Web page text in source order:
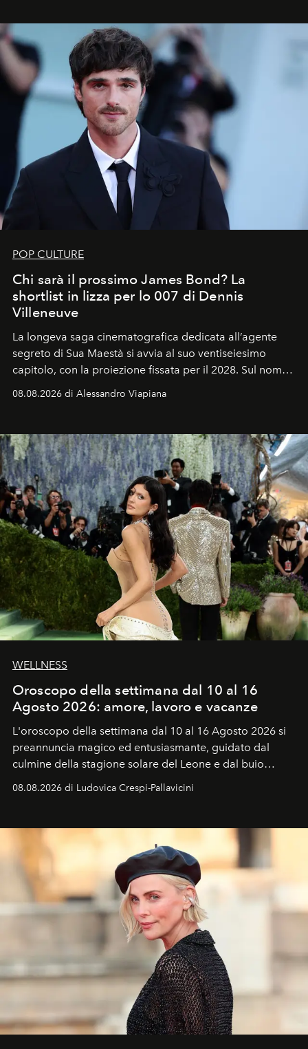
all’universo i desideri più segreti
POP CULTURE
Chi sarà il prossimo James Bond? La
shortlist in lizza per lo 007 di Dennis
Villeneuve
La longeva saga cinematografica dedicata all’agente
segreto di Sua Maestà si avvia al suo ventiseiesimo
capitolo, con la proiezione fissata per il 2028. Sul nome
dell’attore chiamato a raccogliere l’eredità di Daniel
Craig, però, regna ancora il più assoluto riserbo.
08.08.2026 di Alessandro Viapiana
WELLNESS
Oroscopo della settimana dal 10 al 16
Agosto 2026: amore, lavoro e vacanze
L'oroscopo della settimana dal 10 al 16 Agosto 2026 si
preannuncia magico ed entusiasmante, guidato dal
culmine della stagione solare del Leone e dal buio
favorevole della Luna nuova in Leone del 12 agosto,
ideale per la notte delle Perseidi.
08.08.2026 di Ludovica Crespi-Pallavicini